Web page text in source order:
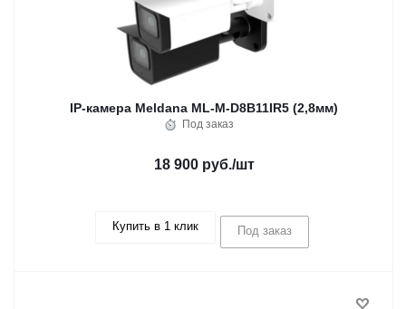
IP-камера Meldana ML-M-D8B11IR5 (2,8мм)
Под заказ
18 900 руб./шт
Купить в 1 клик Под заказ